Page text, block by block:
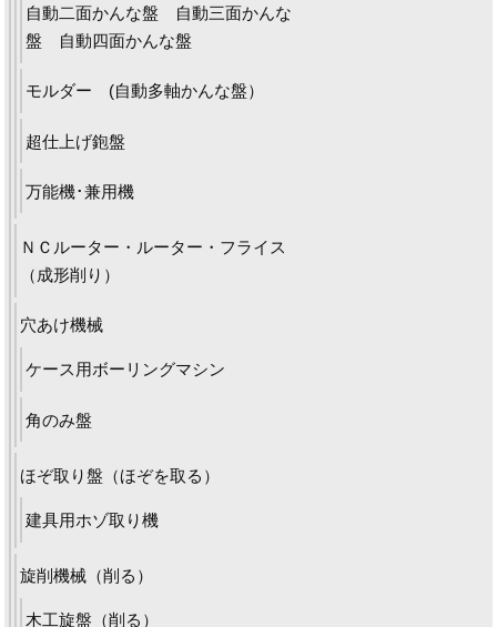
自動二面かんな盤 自動三面かんな
盤 自動四面かんな盤
モルダー (自動多軸かんな盤）
超仕上げ鉋盤
万能機･兼用機
ＮＣルーター・ルーター・フライス
（成形削り）
穴あけ機械
ケース用ボーリングマシン
角のみ盤
ほぞ取り盤（ほぞを取る）
建具用ホゾ取り機
旋削機械（削る）
木工旋盤（削る）